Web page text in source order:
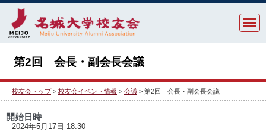
第2回 会長・副会長会議
校友会トップ > 校友会イベント情報 > 会議 > 第2回 会長・副会長会議
開始日時
2024年5月17日 18:30